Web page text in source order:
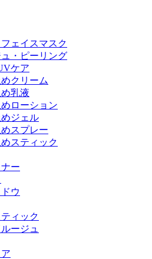
ェイスマスク
・ピーリング
ケア
クリーム
乳液
ローション
ジェル
スプレー
スティック
ー
ウ
ィック
ージュ